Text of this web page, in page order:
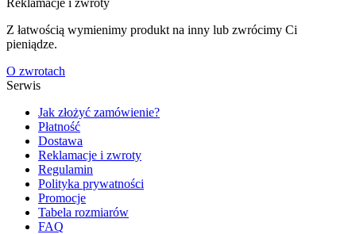
Z łatwością wymienimy produkt na inny lub zwrócimy Ci
pieniądze.
O zwrotach
Serwis
Jak złożyć zamówienie?
Płatność
Dostawa
Reklamacje i zwroty
Regulamin
Polityka prywatności
Promocje
Tabela rozmiarów
FAQ